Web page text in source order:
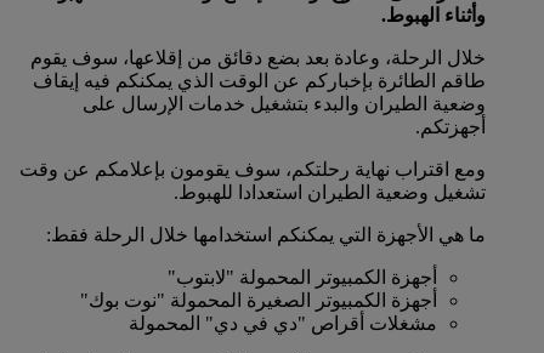
وأثناء الهبوط.
خلال الرحلة، وعادة بعد بضع دقائق من إقلاعها، سوف يقوم
طاقم الطائرة بإخباركم عن الوقت الذي يمكنكم فيه إيقاف
وضعية الطيران والبدء بتشغيل خدمات الإرسال على
أجهزتكم.
ومع اقتراب نهاية رحلتكم، سوف يقومون بإعلامكم عن وقت
تشغيل وضعية الطيران استعدادا للهبوط.
ما هي الأجهزة التي يمكنكم استخدامها خلال الرحلة فقط:
أجهزة الكمبيوتر المحمولة "لابتوب"
أجهزة الكمبيوتر الصغيرة المحمولة "نوت بوك"
مشغلات أقراص "دي في دي" المحمولة